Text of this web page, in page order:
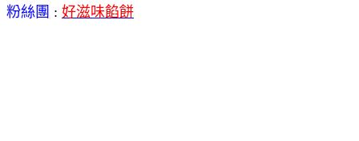
粉絲團 : 好滋味餡餅